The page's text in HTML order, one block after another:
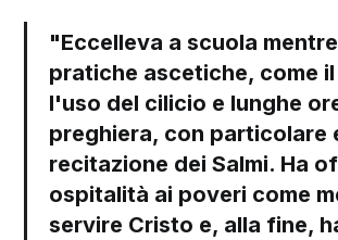
"Eccelleva a scuola
pratiche ascetiche, come
l'uso del cilicio e lunghe
preghiera, con particolare
recitazione dei Salmi. Ha
ospitalità ai poveri come
servire Cristo e, alla fine,